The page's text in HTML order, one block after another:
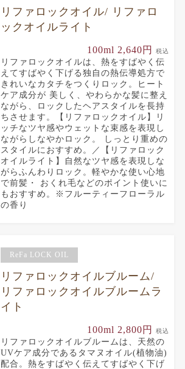
リファロックオイル/ リファロ
ックオイルライト
100ml 2,640円 税込
リファロックオイルは、熱をすばやく伝
えてすばやく下げる独自の熱伝導処方で
きれいなカタチをつくりロック。ヒート
ケア成分が 美しく、やわらかな髪に整え
ながら、ロックしたヘアスタイルを長持
ちさせます。【リファロックオイル】リ
ッチなツヤ感やウェットな束感を表現し
ながらしなやかロック。 しっとり重めの
スタイルにおすすめ。／【リファロック
オイルライト】自然なツヤ感を表現しな
がらふんわりロック。軽やかな使い心地
で前髪・ おくれ毛などのポイント使いに
もおすすめ。※フルーティーフローラル
の香り
ReFa LOCK OIL
リファロックオイルブルーム/
リファロックオイルブルームラ
イト
100ml 2,800円 税込
リファロックオイルブルームは、天然の
UVケア成分であるタマヌオイル(植物油)
配合。熱をすばやく伝えてすばやく下げ